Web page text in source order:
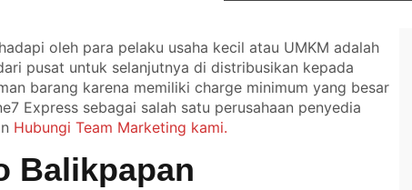
oleh para pelaku usaha kecil atau UMKM adalah
pusat untuk selanjutnya di distribusikan kepada
barang karena memiliki charge minimum yang besar
Express sebagai salah satu perusahaan penyedia
Hubungi Team Marketing kami.
Balikpapan